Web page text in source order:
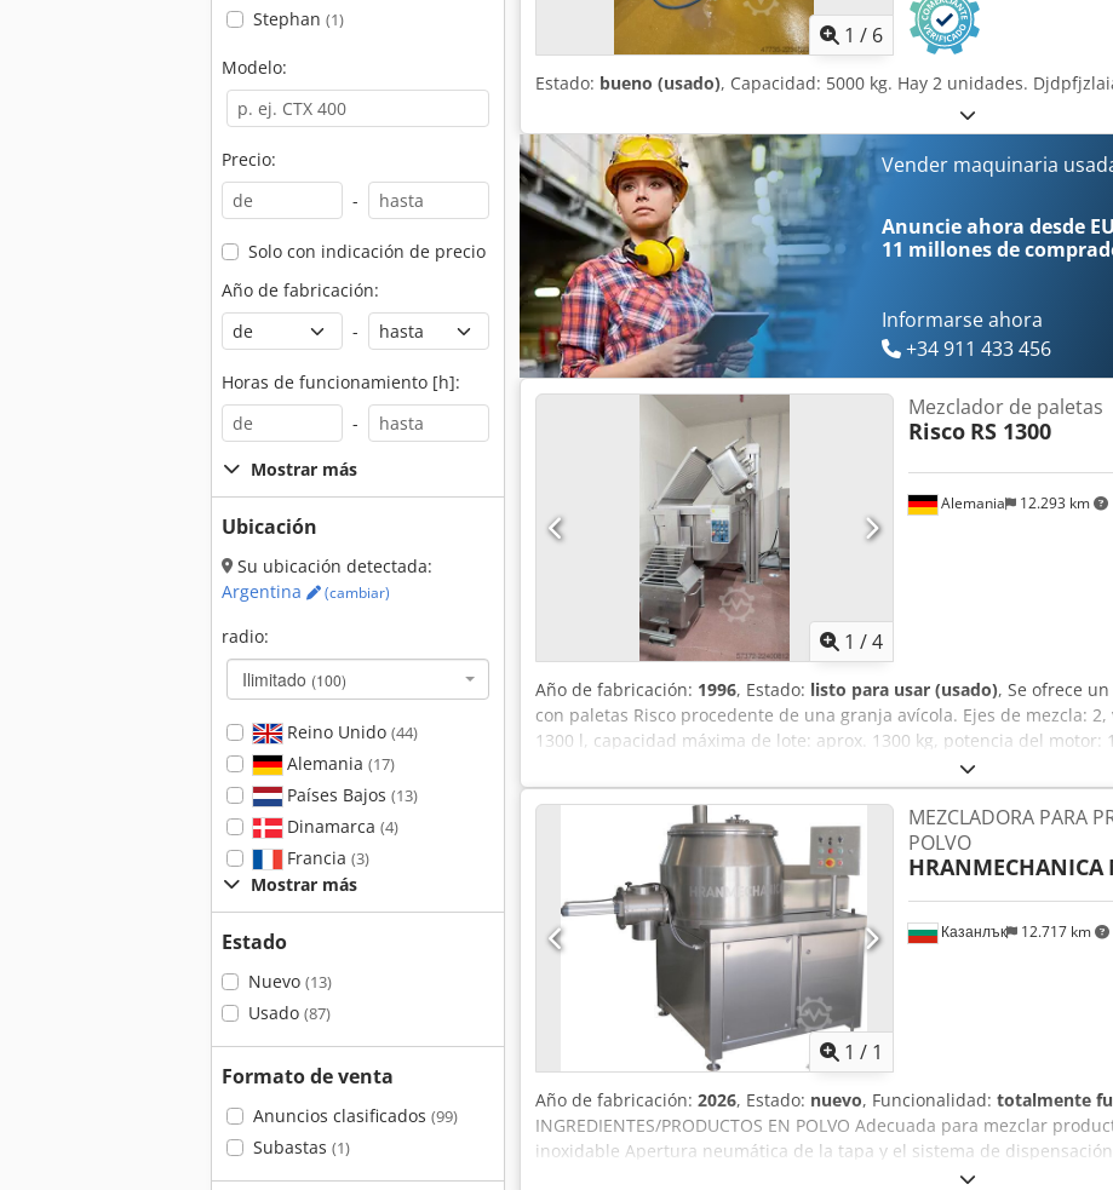
Stephan (1)
Modelo:
Precio:
-
Solo con indicación de precio
Año de fabricación:
-
Horas de funcionamiento [h]:
-
Mostrar más
Ubicación
Su ubicación detectada:
Argentina
(cambiar)
radio:
Ilimitado (100)
Reino Unido (44)
Alemania (17)
Países Bajos (13)
Dinamarca (4)
Francia (3)
Mostrar más
Estado
Nuevo (13)
Usado (87)
Formato de venta
Anuncios clasificados (99)
Subastas (1)
1 / 6
Estado: bueno (usado), Capacidad: 5000 kg. Hay 2 unidades.
Vender maquinaria
Anuncie ahora desde
11 millones de
Informarse ahora
+34 911 433 456
1 /4
Alemania 12.293 km
Mezclador de paletas
Risco RS 1300
Año de fabricación: 1996, Estado: listo para usar (usado), Se ofrece
con paletas Risco procedente de una granja avícola. Ejes de mezcla:
1300 l, capacidad máxima de lote: aprox. 1300 kg, potencia del motor:
dimensiones de la máquina (largo/ancho/alto): aprox. 2600 mm/1300
Incluye un dispositivo de elevación y vuelco. Se proporciona
inspección in situ. Djdpfoznx Hpox Akrjck
1 / 1
Казанлък 12.717 km
MEZCLADORA PARA
POLVO
HRANMECHANICA
Año de fabricación: 2026, Estado: nuevo, Funcionalidad: totalmente
INGREDIENTES/PRODUCTOS EN POLVO Adecuada para mezclar
inoxidable Apertura neumática de la tapa y el sistema de
– MPP 200 Dodpfx Asx Dicaokrsck L/A/H – 1980 mm/1010 mm/1530 mm